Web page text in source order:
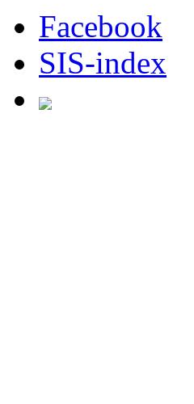
Facebook
SIS-index